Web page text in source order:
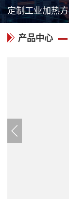
定制工业加热
产品中心